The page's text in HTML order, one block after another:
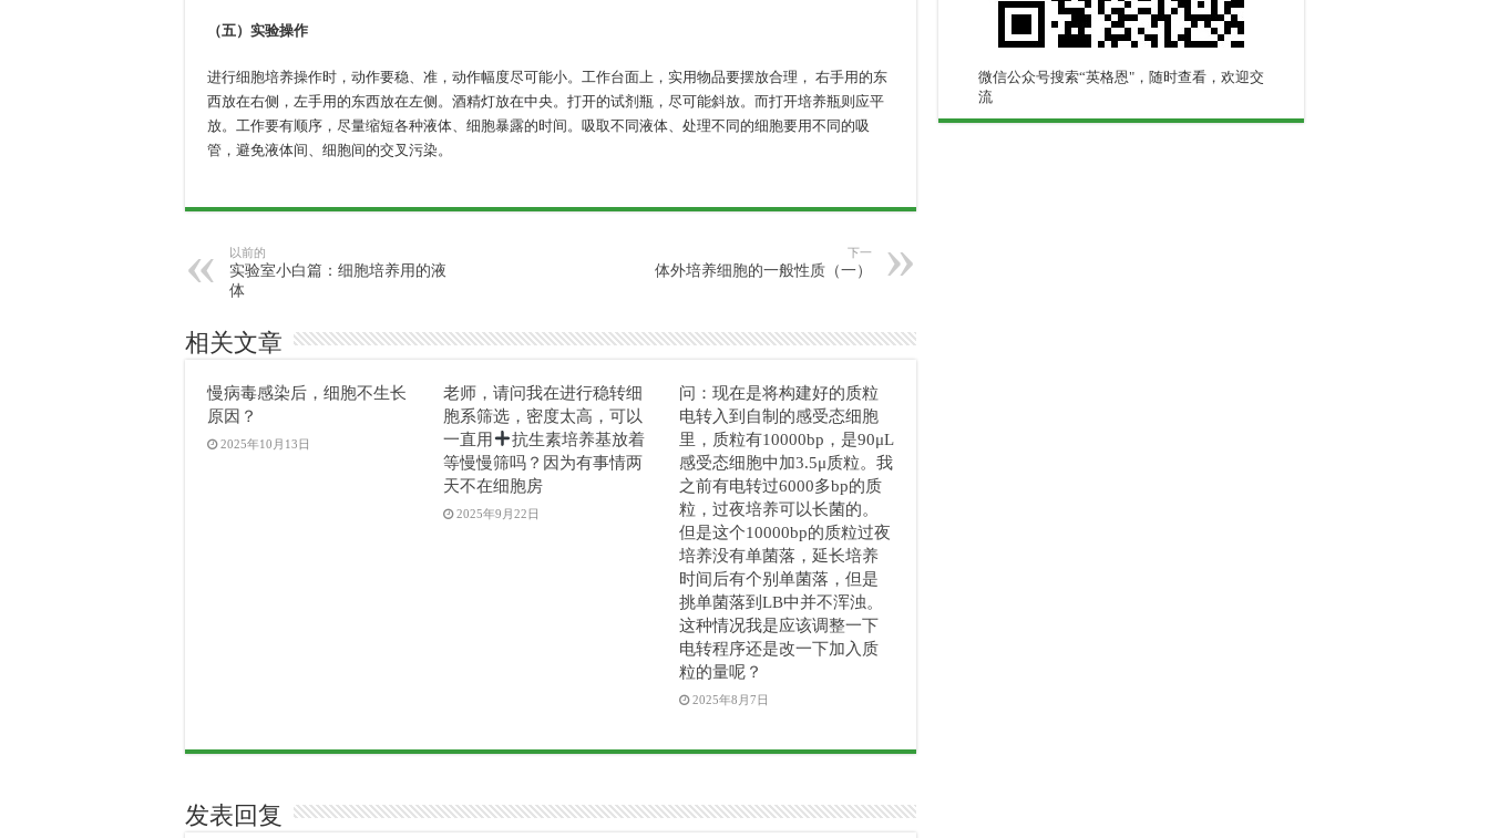
（五）实验操作
进行细胞培养操作时，动作要稳、准，动作幅度尽可能小。工作台面上，实用物品要摆放合理， 右手用的东
西放在右侧，左手用的东西放在左侧。酒精灯放在中央。打开的试剂瓶，尽可能斜放。而打开培养瓶则应平
放。工作要有顺序，尽量缩短各种液体、细胞暴露的时间。吸取不同液体、处理不同的细胞要用不同的吸
管，避免液体间、细胞间的交叉污染。
以前的
实验室小白篇：细胞培养用的液
体
下一
体外培养细胞的一般性质（一）
相关文章
慢病毒感染后，细胞不生长
原因？
2025年10月13日
老师，请问我在进行稳转细
胞系筛选，密度太高，可以
一直用
抗生素培养基放着
等慢慢筛吗？因为有事情两
天不在细胞房
2025年9月22日
问：现在是将构建好的质粒
电转入到自制的感受态细胞
里，质粒有10000bp，是90μL
感受态细胞中加3.5μ质粒。我
之前有电转过6000多bp的质
粒，过夜培养可以长菌的。
但是这个10000bp的质粒过夜
培养没有单菌落，延长培养
时间后有个别单菌落，但是
挑单菌落到LB中并不浑浊。
这种情况我是应该调整一下
电转程序还是改一下加入质
粒的量呢？
2025年8月7日
发表回复
微信公众号搜索“英格恩"，随时查看，欢迎交
流